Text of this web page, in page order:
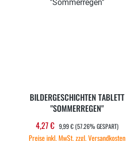
BILDERGESCHICHTEN TABLETT
"SOMMERREGEN"
Verkaufspreis:
4,27 € REGULÄRER PREIS:
9,99 € (57.26% GESPART)
Preise inkl. MwSt. zzgl. Versandkosten